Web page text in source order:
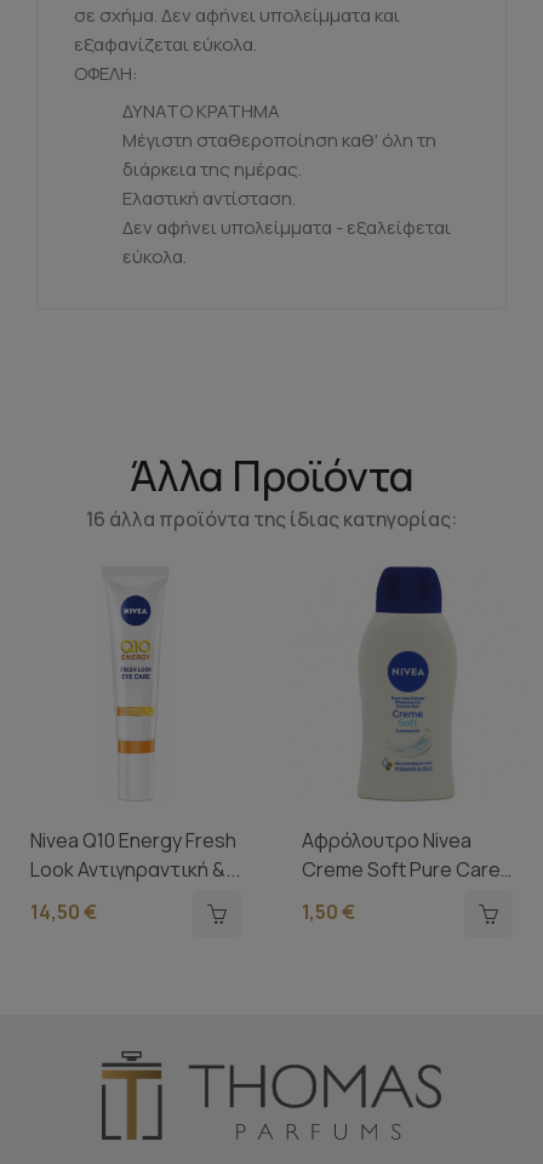
σε σχήμα. Δεν αφήνει υπολείμματα και
εξαφανίζεται εύκολα.
ΟΦΕΛΗ:
ΔΥΝΑΤΟ ΚΡΑΤΗΜΑ
Μέγιστη σταθεροποίηση καθ' όλη τη
διάρκεια της ημέρας.
Ελαστική αντίσταση.
Δεν αφήνει υπολείμματα - εξαλείφεται
εύκολα.
Άλλα Προϊόντα
16 άλλα προϊόντα της ίδιας κατηγορίας:
Nivea Q10 Energy Fresh
Look Αντιγηραντική &...
14,50 €
Αφρόλουτρο Nivea
Creme Soft Pure Care
Shower...
1,50 €